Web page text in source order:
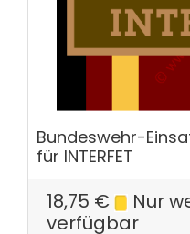
Bundeswehr-
für INTERFET
18,75 €
Nur
verfügbar